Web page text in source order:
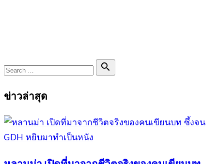
Search

Search
ข่าวล่าสุด